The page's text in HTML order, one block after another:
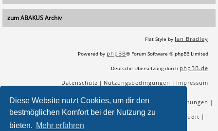
Diese Website nutzt Cookies, um dir den
bestmöglichen Komfort bei der Nutzung zu
bieten. Mehr erfahren
zum ABAKUS Archiv
Flat Style by Ian Bradley
Powered by phpBB® Forum Software © phpBB Limited
Deutsche Übersetzung durch phpBB.de
Datenschutz | Nutzungsbedingungen | Impressum
SEO Agentur|SEO Blog |SEO Online Tools|SEO Dienstleistungen |
SEO Workshops |SEO Beratung|Backlinks kaufen SEO Audit |